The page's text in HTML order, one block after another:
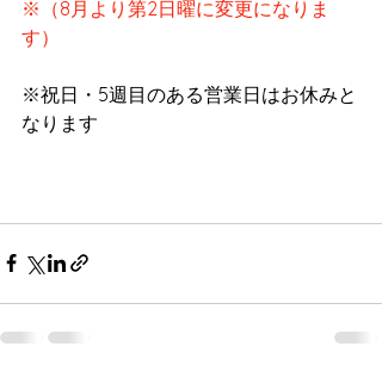
※（8月より第2日曜に変更になりま
す）
※祝日・5週目のある営業日はお休みと
なります